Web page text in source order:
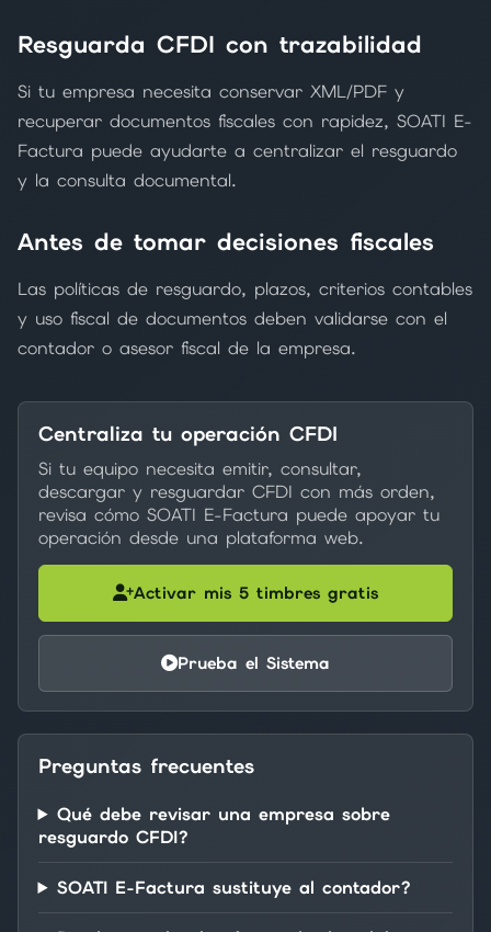
Resguarda CFDI con trazabilidad
Si tu empresa necesita conservar XML/PDF y
recuperar documentos fiscales con rapidez, SOATI E-
Factura puede ayudarte a centralizar el resguardo
y la consulta documental.
Antes de tomar decisiones fiscales
Las políticas de resguardo, plazos, criterios contables
y uso fiscal de documentos deben validarse con el
contador o asesor fiscal de la empresa.
Centraliza tu operación CFDI
Si tu equipo necesita emitir, consultar,
descargar y resguardar CFDI con más orden,
revisa cómo SOATI E-Factura puede apoyar tu
operación desde una plataforma web.
Activar mis 5 timbres gratis
Prueba el Sistema
Preguntas frecuentes
Qué debe revisar una empresa sobre
resguardo CFDI?
SOATI E-Factura sustituye al contador?